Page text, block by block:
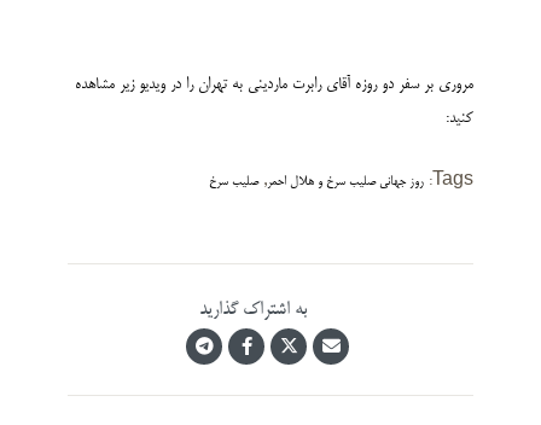
مروری بر سفر دو روزه آقای رابرت ماردینی به تهران را در ویدیو زیر مشاهده
کنید:
Tags: روز جهانی صلیب سرخ و هلال احمر,صلیب سرخ
به اشتراک گذارید